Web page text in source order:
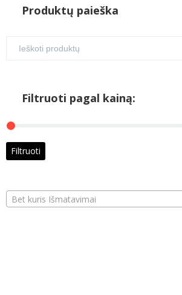
Produktų paieška
Filtruoti pagal kainą:
Filtruoti
Bet kuris Išmatavimai